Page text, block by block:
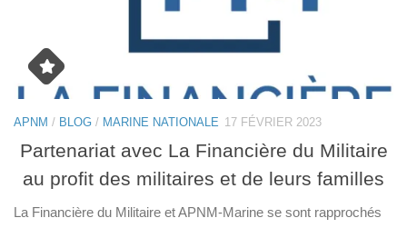
APNM / BLOG / MARINE NATIONALE 17 FÉVRIER 2023
Partenariat avec La Financière du Militaire
au profit des militaires et de leurs familles
La Financière du Militaire et APNM-Marine se sont rapprochés